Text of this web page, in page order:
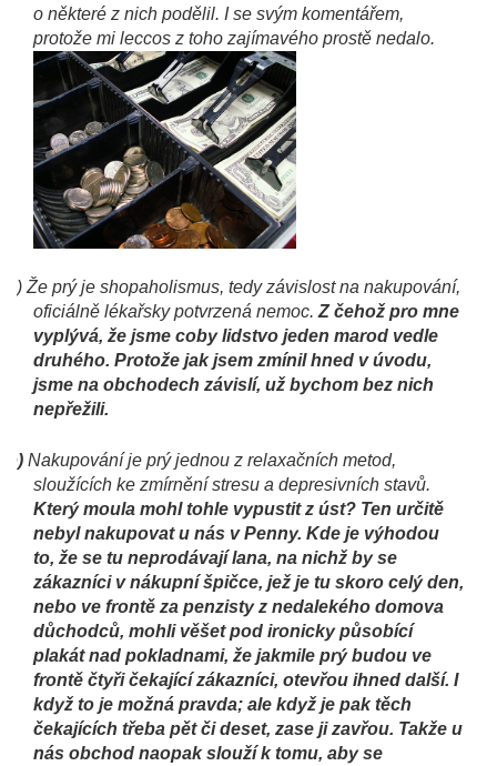
o některé z nich podělil. I se svým komentářem,
protože mi leccos z toho zajímavého prostě nedalo.
a) Že prý je shopaholismus, tedy závislost na nakupování,
oficiálně lékařsky potvrzená nemoc. Z čehož pro mne
vyplývá, že jsme coby lidstvo jeden marod vedle
druhého. Protože jak jsem zmínil hned v úvodu,
jsme na obchodech závislí, už bychom bez nich
nepřežili.
b) Nakupování je prý jednou z relaxačních metod,
sloužících ke zmírnění stresu a depresivních stavů.
Který moula mohl tohle vypustit z úst? Ten určitě
nebyl nakupovat u nás v Penny. Kde je výhodou
to, že se tu neprodávají lana, na nichž by se
zákazníci v nákupní špičce, jež je tu skoro celý den,
nebo ve frontě za penzisty z nedalekého domova
důchodců, mohli věšet pod ironicky působící
plakát nad pokladnami, že jakmile prý budou ve
frontě čtyři čekající zákazníci, otevřou ihned další. I
když to je možná pravda; ale když je pak těch
čekajících třeba pět či deset, zase ji zavřou. Takže u
nás obchod naopak slouží k tomu, aby se